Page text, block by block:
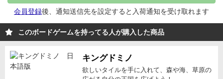
代となります🗑カエルカードが出た人はラッキー🍀✨️
全ての数字の代わりとして使えるカードなので
好きな
場所に置くことができます🙌 ターンを繰り返して1か
ら8までの数字を最初に揃えた人がクリアとなり次の
ラウンドでは1枚減らした7枚の状態でプレイできます
ラウンドを繰り返して手持ちカードが1枚の状態で
会員登録後、通知送信先を設定すると入荷通知を受け取れます
このボードゲームを持ってる人が購入した商品
キングドミノ
欲しいタイルを手に入れて、森や海、草原の